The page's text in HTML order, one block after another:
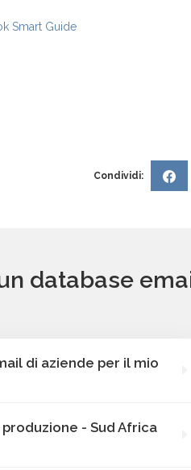
Smart Guide
Condividi:
database
di aziende per il mio
aziende attive Porte e
includono l'indirizzo
- Sud Africa